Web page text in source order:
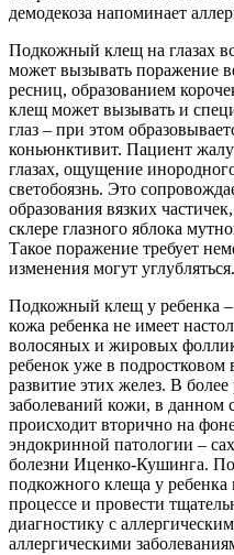
демодекоза напоминает
Подкожный клещ на глазах
может вызывать поражение
ресниц, образованием
клещ может вызывать и
глаз – при этом
коньюнктивит. Пациент
глазах, ощущение
светобоязнь. Это
образования вязких
склере глазного яблока
Такое поражение требует
изменения могут углубляться.
Подкожный клещ у ребенка –
кожа ребенка не имеет
волосяных и жировых
ребенок уже в подростковом
развитие этих желез. В
заболеваний кожи, в данном
происходит вторично на
эндокринной патологии –
болезни Иценко-Кушинга.
подкожного клеща у
процессе и провести
диагностику с
аллергическими